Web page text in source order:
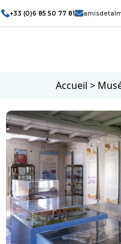
+33 (0)6 85 50 77 81
Accueil >